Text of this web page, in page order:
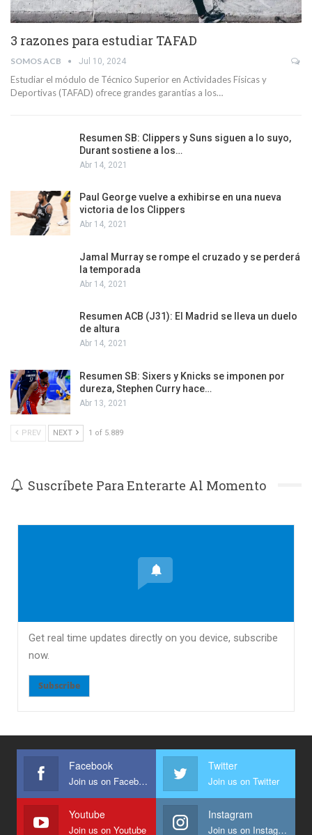
3 razones para estudiar TAFAD
SOMOS ACB Jul 10, 2024
Estudiar el módulo de Técnico Superior en Actividades Físicas y
Deportivas (TAFAD) ofrece grandes garantías a los…
Resumen SB: Clippers y Suns siguen a lo suyo,
Durant sostiene a los…
Abr 14, 2021
Paul George vuelve a exhibirse en una nueva
victoria de los Clippers
Abr 14, 2021
Jamal Murray se rompe el cruzado y se perderá
la temporada
Abr 14, 2021
Resumen ACB (J31): El Madrid se lleva un duelo
de altura
Abr 14, 2021
Resumen SB: Sixers y Knicks se imponen por
dureza, Stephen Curry hace…
Abr 13, 2021
PREV NEXT 1 of 5.889
Suscríbete Para Enterarte Al Momento
Get real time updates directly on you device, subscribe
now.
Subscribe
Facebook
Join us on Facebook
Twitter
Join us on Twitter
Youtube
Join us on Youtube
Instagram
Join us on Instagram